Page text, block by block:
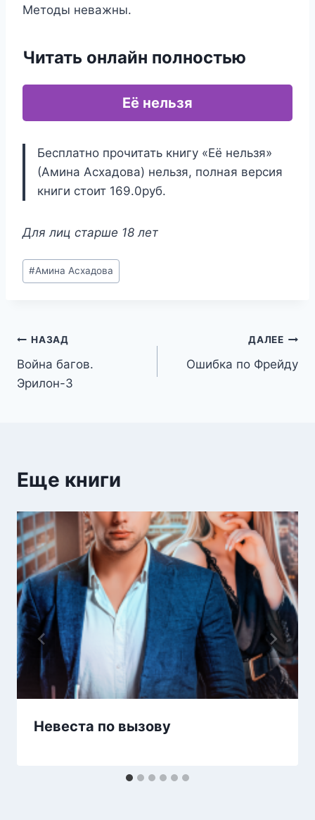
Методы неважны.
Читать онлайн полностью
Её нельзя
Бесплатно прочитать книгу «Её нельзя»
(Амина Асхадова) нельзя, полная версия
книги стоит 169.0руб.
Для лиц старше 18 лет
Метки
записи:
#Амина Асхадова
Навигация
по
НАЗАД
Война багов.
Эрилон-3
ДАЛЕЕ
Ошибка по Фрейду
Еще книги
Невеста по вызову